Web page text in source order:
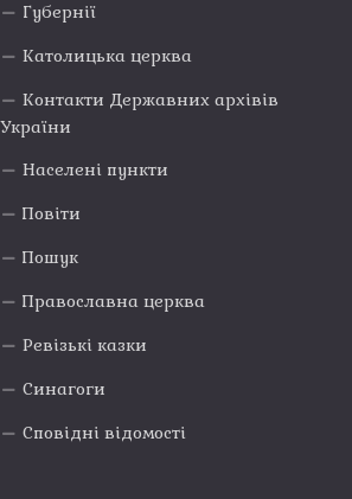
Губернії
Католицька церква
Контакти Державних архівів
України
Населені пункти
Повіти
Пошук
Православна церква
Ревізькі казки
Синагоги
Сповідні відомості